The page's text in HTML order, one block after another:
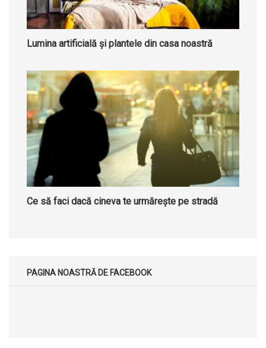
Lumina artificială și plantele din casa noastră
Ce să faci dacă cineva te urmărește pe stradă
PAGINA NOASTRĂ DE FACEBOOK